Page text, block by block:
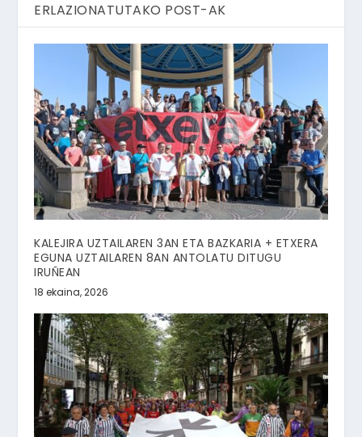
ERLAZIONATUTAKO POST-AK
KALEJIRA UZTAILAREN 3AN ETA BAZKARIA + ETXERA
EGUNA UZTAILAREN 8AN ANTOLATU DITUGU
IRUÑEAN
18 ekaina, 2026